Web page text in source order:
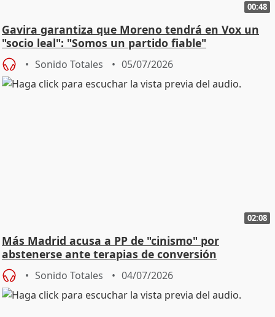
00:48
Gavira garantiza que Moreno tendrá en Vox un
"socio leal": "Somos un partido fiable"
Sonido Totales 05/07/2026
02:08
Más Madrid acusa a PP de "cinismo" por
abstenerse ante terapias de conversión
Sonido Totales 04/07/2026